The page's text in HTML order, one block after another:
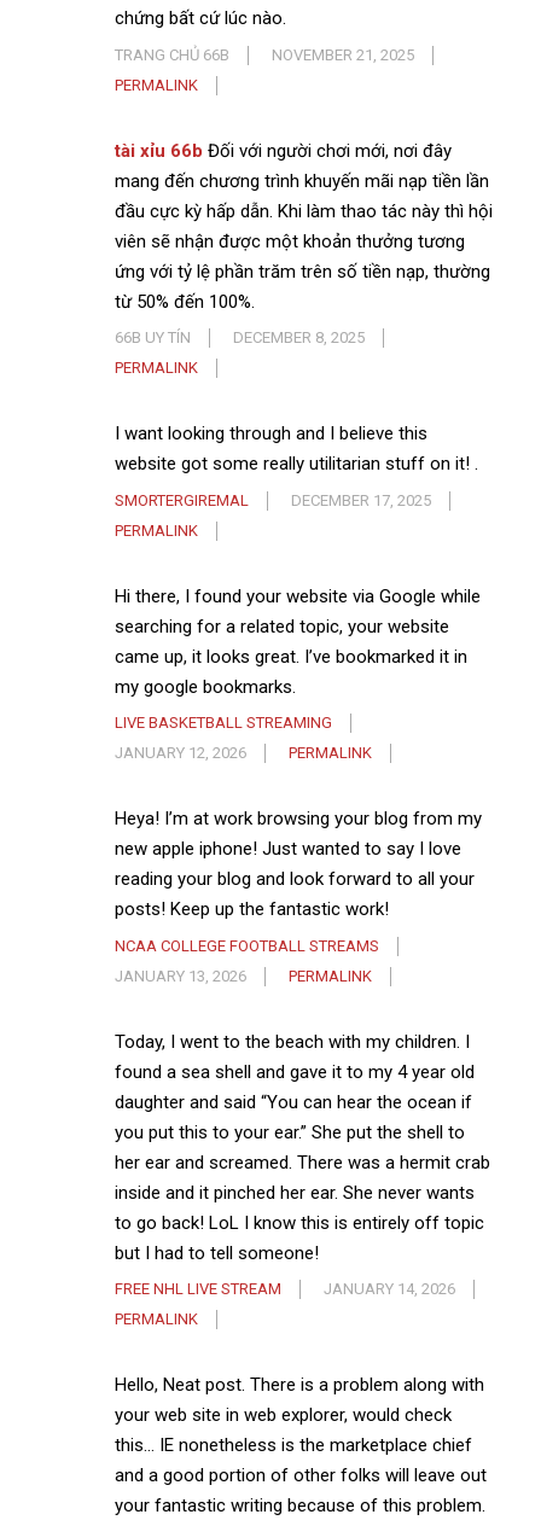
chứng bất cứ lúc nào.
TRANG CHỦ 66B
NOVEMBER 21, 2025
PERMALINK
tài xỉu 66b Đối với người chơi mới, nơi đây
mang đến chương trình khuyến mãi nạp tiền lần
đầu cực kỳ hấp dẫn. Khi làm thao tác này thì hội
viên sẽ nhận được một khoản thưởng tương
ứng với tỷ lệ phần trăm trên số tiền nạp, thường
từ 50% đến 100%.
66B UY TÍN
DECEMBER 8, 2025
PERMALINK
I want looking through and I believe this
website got some really utilitarian stuff on it! .
SMORTERGIREMAL
DECEMBER 17, 2025
PERMALINK
Hi there, I found your website via Google while
searching for a related topic, your website
came up, it looks great. I’ve bookmarked it in
my google bookmarks.
LIVE BASKETBALL STREAMING
JANUARY 12, 2026
PERMALINK
Heya! I’m at work browsing your blog from my
new apple iphone! Just wanted to say I love
reading your blog and look forward to all your
posts! Keep up the fantastic work!
NCAA COLLEGE FOOTBALL STREAMS
JANUARY 13, 2026
PERMALINK
Today, I went to the beach with my children. I
found a sea shell and gave it to my 4 year old
daughter and said “You can hear the ocean if
you put this to your ear.” She put the shell to
her ear and screamed. There was a hermit crab
inside and it pinched her ear. She never wants
to go back! LoL I know this is entirely off topic
but I had to tell someone!
FREE NHL LIVE STREAM
JANUARY 14, 2026
PERMALINK
Hello, Neat post. There is a problem along with
your web site in web explorer, would check
this… IE nonetheless is the marketplace chief
and a good portion of other folks will leave out
your fantastic writing because of this problem.